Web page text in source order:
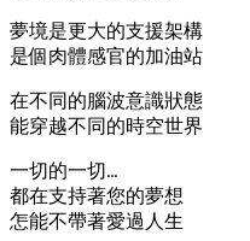
夢境是更大的支援架構
是個肉體感官的加油站
在不同的腦波意識狀態
能穿越不同的時空世界
一切的一切…
都在支持著您的夢想
怎能不帶著愛過人生